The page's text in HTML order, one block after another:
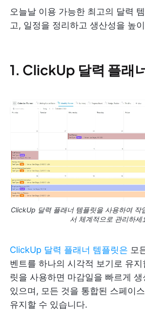
오늘날 이용 가능한 최고의 달력
고, 일정을 정리하고 생산성을 높
1. ClickUp 달력 플래
ClickUp 달력 플래너 템플릿을 사용하여 작
서 체계적으로 관리하세
ClickUp 달력 플래너 템플릿은 모
벤트를 하나의 시각적 보기로 유
릿을 사용하면 마감일을 빠르게
있으며, 모든 것을 통합된 스페이
유지할 수 있습니다.